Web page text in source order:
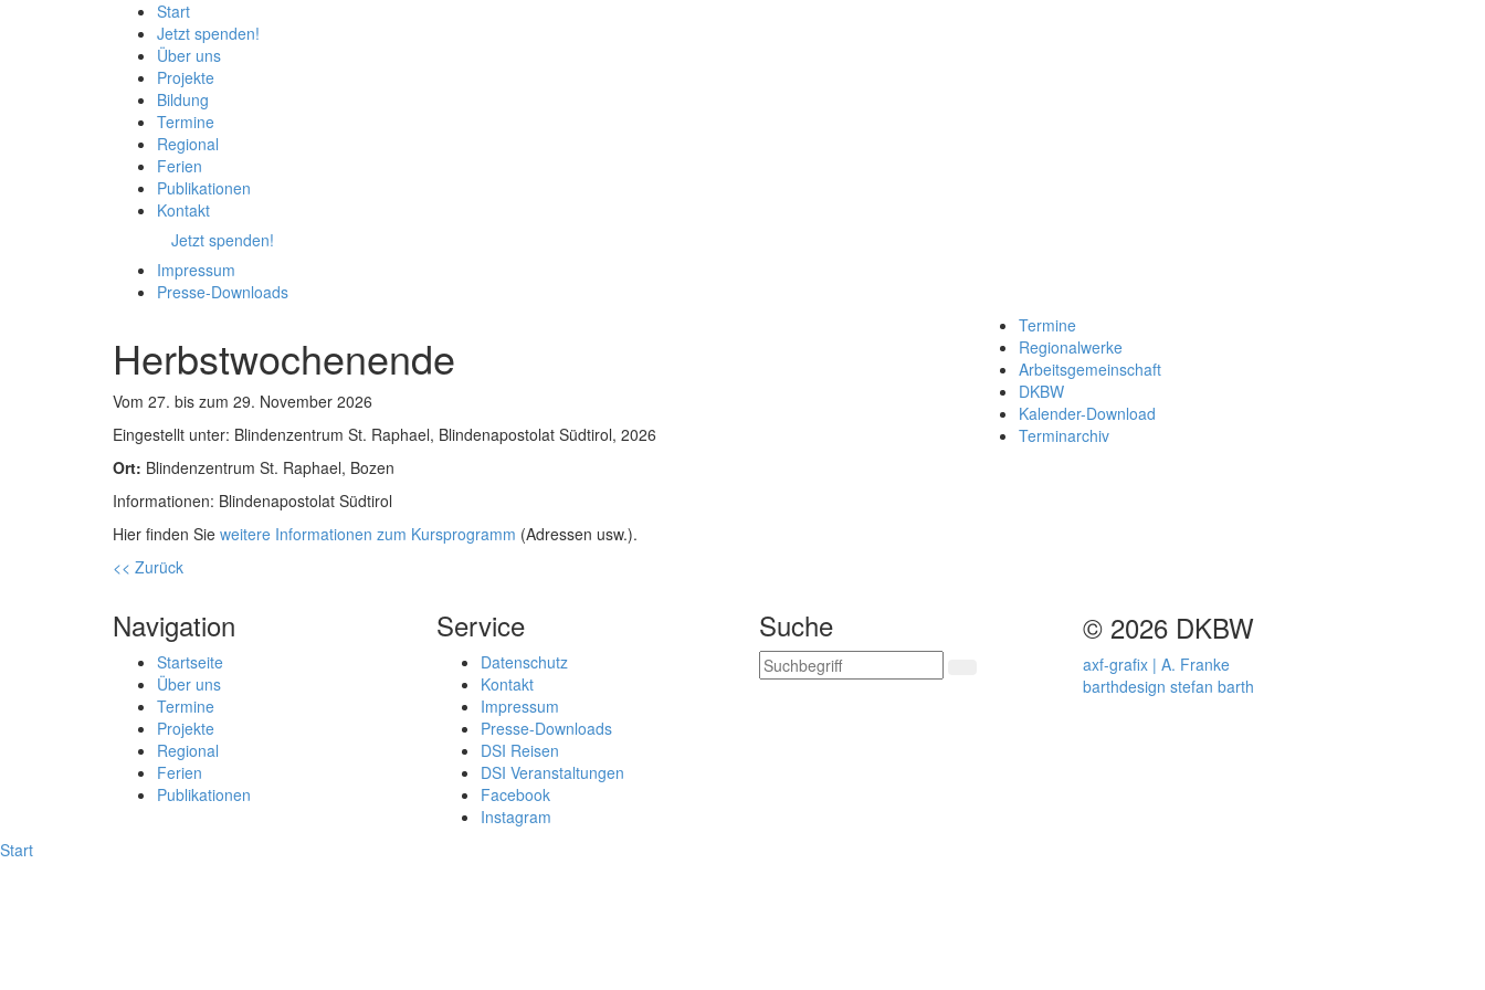
Start
Jetzt spenden!
Über uns
Projekte
Bildung
Termine
Regional
Ferien
Publikationen
Kontakt
Jetzt spenden!
Impressum
Presse-Downloads
Herbstwochenende
Vom 27. bis zum 29. November 2026
Eingestellt unter: Blindenzentrum St. Raphael, Blindenapostolat Südtirol, 2026
Ort: Blindenzentrum St. Raphael, Bozen
Informationen: Blindenapostolat Südtirol
Hier finden Sie weitere Informationen zum Kursprogramm (Adressen usw.).
<< Zurück
Termine
Regionalwerke
Arbeitsgemeinschaft
DKBW
Kalender-Download
Terminarchiv
Navigation
Startseite
Über uns
Termine
Projekte
Regional
Ferien
Publikationen
Service
Datenschutz
Kontakt
Impressum
Presse-Downloads
DSI Reisen
DSI Veranstaltungen
Facebook
Instagram
Suche © 2026 DKBW
axf-grafix | A. Franke
barthdesign stefan barth
Start